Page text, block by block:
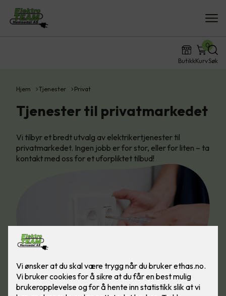
ButikkKurv
0
Søk
Hjem Tjenester Privat
Tjenester til privatmarkedet
Vi tilbyr et bredt utvalg av elektrikertjenester til
privatmarkedet. Ingen jobb er for stor, eller for liten – ta
kontakt med oss for et uforpliktet tilbud!